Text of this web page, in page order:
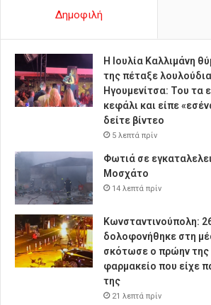
Δημοφιλή
Η Ιουλία Καλλιμάνη
της πέταξε
Ηγουμενίτσα: Του τα
κεφάλι και είπε
δείτε βίντεο
5 λεπτά πρίν
Φωτιά σε
Μοσχάτο
14 λεπτά πρίν
Κωνσταντινούπολη:
δολοφονήθηκε στη
σκότωσε ο πρώην
φαρμακείο που είχε
της
21 λεπτά πρίν